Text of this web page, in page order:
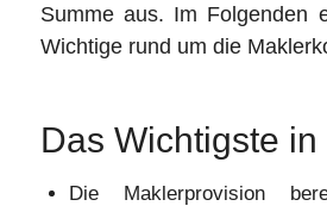
Summe aus. Im Folgenden
Wichtige rund um die
Das Wichtigste in
Die Maklerprovision